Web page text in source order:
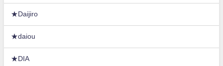
★Daijiro
★daiou
★DIA